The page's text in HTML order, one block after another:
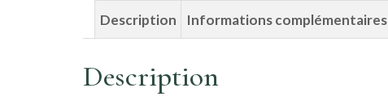
Description Informations complémentaires
Description